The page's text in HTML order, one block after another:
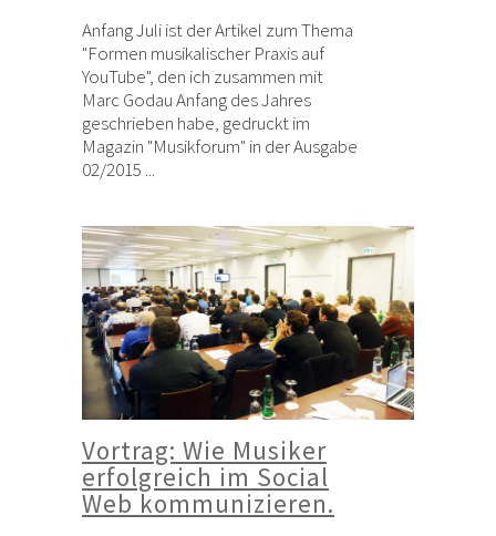
Anfang Juli ist der Artikel zum Thema
"Formen musikalischer Praxis auf
YouTube", den ich zusammen mit
Marc Godau Anfang des Jahres
geschrieben habe, gedruckt im
Magazin "Musikforum" in der Ausgabe
02/2015 ...
Vortrag: Wie Musiker
erfolgreich im Social
Web kommunizieren.